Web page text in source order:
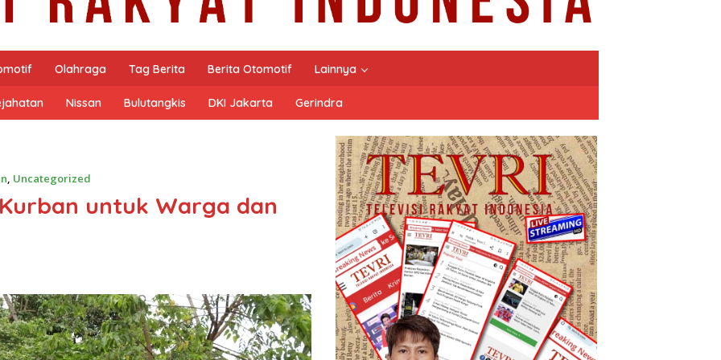
Olahraga Tag Berita Berita Otomotif Lainnya
Nissan Bulutangkis DKI Jakarta Gerindra
, Uncategorized
untuk Warga dan